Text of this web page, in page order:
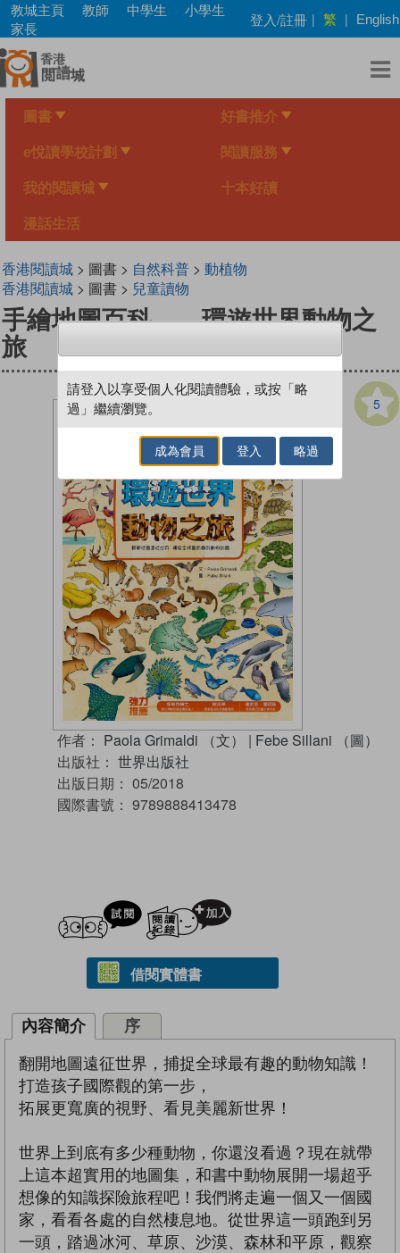
Skip
main
content
教城主頁 教師 中學生
小學生
家長
登入/註冊 | 繁 | English
圖書 好書推介
e悅讀學校計劃 閱讀服務
我的閱讀城 十本好讀
漫話生活
香港閱讀城> 圖書 > 自然科普> 動植物
香港閱讀城> 圖書 > 兒童讀物
手繪地圖百科——環遊世界動物之
旅
5
作者： Paola Grimaldi （文） | Febe Sillani （圖）
出版社： 世界出版社
出版日期： 05/2018
國際書號： 9789888413478
試閲
借閱實體書
內容簡介 序
翻開地圖遠征世界，捕捉全球最有趣的動物知識！
打造孩子國際觀的第一步，
拓展更寬廣的視野、看見美麗新世界！
世界上到底有多少種動物，你還沒看過？現在就帶
上這本超實用的地圖集，和書中動物展開一場超乎
想像的知識探險旅程吧！我們將走遍一個又一個國
家，看看各處的自然棲息地。從世界這一頭跑到另
一頭，踏過冰河、草原、沙漠、森林和平原，觀察
請登入以享受個人化閱讀體驗，或按「略
過」繼續瀏覽。
成為會員 登入 略過